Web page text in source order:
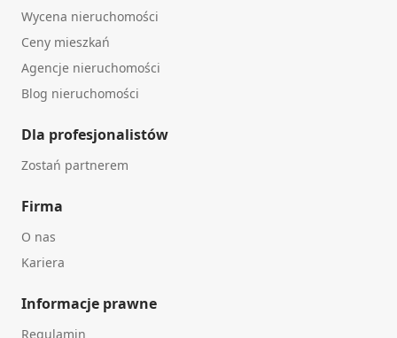
Wycena nieruchomości
Ceny mieszkań
Agencje nieruchomości
Blog nieruchomości
Dla profesjonalistów
Zostań partnerem
Firma
O nas
Kariera
Informacje prawne
Regulamin